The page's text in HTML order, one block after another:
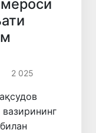
2 025